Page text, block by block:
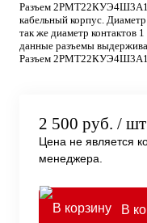
Разъем
кабельный корпус.
так же диаметр контактов
данные разъемы
Разъем 2РМТ22КУЭ4Ш3А1В
2 500 руб. / шт
Цена не является
менеджера.
В